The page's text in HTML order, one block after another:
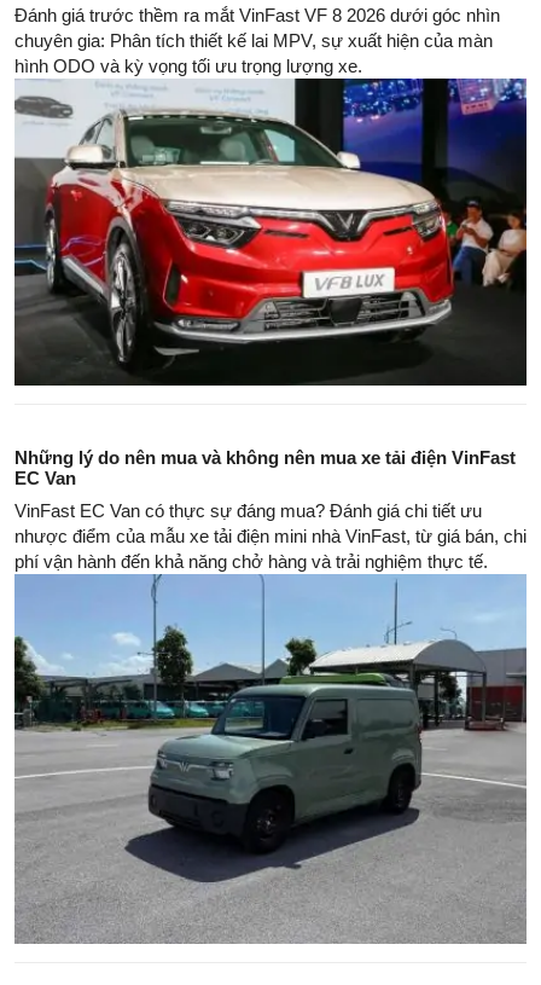
Đánh giá trước thềm ra mắt VinFast VF 8 2026 dưới góc nhìn
chuyên gia: Phân tích thiết kế lai MPV, sự xuất hiện của màn
hình ODO và kỳ vọng tối ưu trọng lượng xe.
Những lý do nên mua và không nên mua xe tải điện VinFast
EC Van
VinFast EC Van có thực sự đáng mua? Đánh giá chi tiết ưu
nhược điểm của mẫu xe tải điện mini nhà VinFast, từ giá bán, chi
phí vận hành đến khả năng chở hàng và trải nghiệm thực tế.